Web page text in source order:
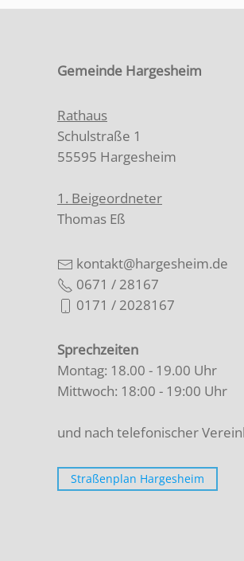
Gemeinde Hargesheim
Rathaus
Schulstraße 1
55595 Hargesheim
1. Beigeordneter
Thomas Eß
kontakt@hargesheim.de
0671 / 28167
0171 / 2028167
Sprechzeiten
Montag: 18.00 - 19.00 Uhr
Mittwoch: 18:00 - 19:00 Uhr
und nach telefonischer
Straßenplan Hargesheim